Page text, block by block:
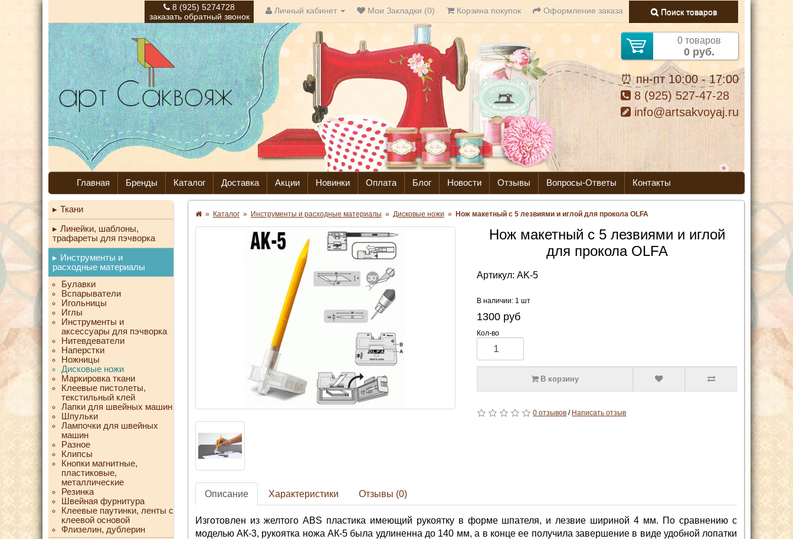
8 (925) 5274728
заказать обратный звонок
Личный кабинет Мои Закладки (0) Корзина покупок Оформление заказа Поиск товаров
0 товаров
0 руб.
⏰ пн-пт 10:00 - 17:00
8 (925) 527-47-28
info@artsakvoyaj.ru
Главная Бренды Каталог Доставка Акции Новинки Оплата Блог Новости Отзывы Вопросы-Ответы Контакты
Ткани
Линейки, шаблоны,
трафареты для пэчворка
Инструменты и
расходные материалы
Булавки
Вспарыватели
Игольницы
Иглы
Инструменты и
аксессуары для пэчворка
Нитевдеватели
Наперстки
Ножницы
Дисковые ножи
Маркировка ткани
Клеевые пистолеты,
текстильный клей
Лапки для швейных машин
Шпульки
Лампочки для швейных
машин
Разное
Клипсы
Кнопки магнитные,
пластиковые,
металлические
Резинка
Швейная фурнитура
Клеевые паутинки, ленты с
клеевой основой
Флизелин, дублерин
» Каталог » Инструменты и расходные материалы » Дисковые ножи » Нож макетный с 5 лезвиями и иглой для прокола OLFA
Нож макетный с 5 лезвиями и иглой
для прокола OLFA
Артикул:AK-5
В наличии: 1 шт
1300 руб
Кол-во
В корзину
0 отзывов / Написать отзыв
Описание Характеристики Отзывы (0)
Изготовлен из желтого ABS пластика имеющий рукоятку в форме шпателя, и лезвие шириной 4 мм. По сравнению с
моделью АК-3, рукоятка ножа АК-5 была удлиненна до 140 мм, а в конце ее получила завершение в виде удобной лопатки